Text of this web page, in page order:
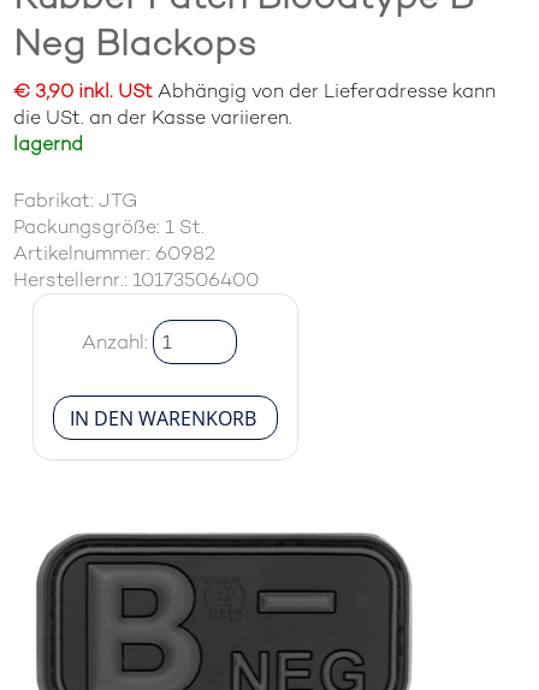
Neg Blackops
€ 3,90 inkl. UStAbhängig von der Lieferadresse kann
die USt. an der Kasse variieren.
lagernd
Fabrikat: JTG
Packungsgröße: 1 St.
Artikelnummer: 60982
Herstellernr.: 10173506400
Anzahl: